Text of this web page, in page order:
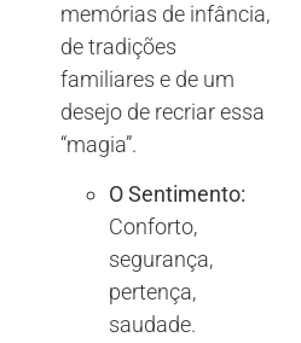
memórias de infância,
de tradições
familiares e de um
desejo de recriar essa
“magia”.
O Sentimento:
Conforto,
segurança,
pertença,
saudade.